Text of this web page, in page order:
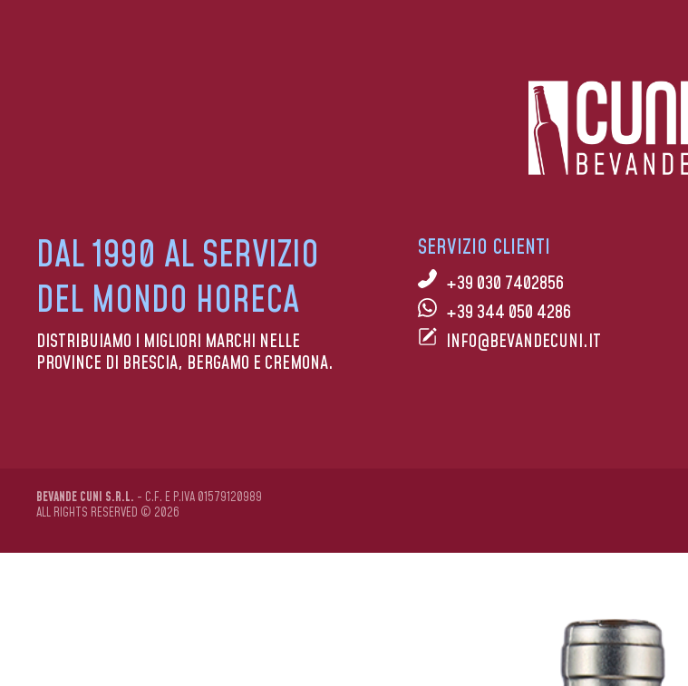
DAL 1990 AL SERVIZIO
DEL MONDO HORECA
DISTRIBUIAMO I MIGLIORI MARCHI NELLE
PROVINCE DI BRESCIA, BERGAMO E CREMONA.
SERVIZIO CLIENTI
+39 030 7402856
+39 344 050 4286
INFO@BEVANDECUNI.IT
BEVANDE CUNI S.R.L. - C.F. E P.IVA 01579120989
ALL RIGHTS RESERVED © 2026